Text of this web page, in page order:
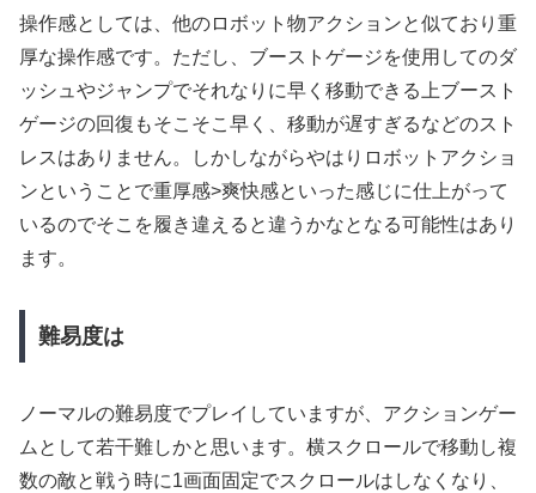
操作感としては、他のロボット物アクションと似ており重
厚な操作感です。ただし、ブーストゲージを使用してのダ
ッシュやジャンプでそれなりに早く移動できる上ブースト
ゲージの回復もそこそこ早く、移動が遅すぎるなどのスト
レスはありません。しかしながらやはりロボットアクショ
ンということで重厚感>爽快感といった感じに仕上がって
いるのでそこを履き違えると違うかなとなる可能性はあり
ます。
難易度は
ノーマルの難易度でプレイしていますが、アクションゲー
ムとして若干難しかと思います。横スクロールで移動し複
数の敵と戦う時に1画面固定でスクロールはしなくなり、